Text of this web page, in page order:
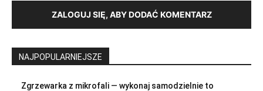
ZALOGUJ SIĘ, ABY DODAĆ KOMENTARZ
NAJPOPULARNIEJSZE
Zgrzewarka z mikrofali — wykonaj samodzielnie to